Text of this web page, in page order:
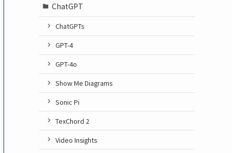
ChatGPT
ChatGPTs
GPT-4
GPT-4o
Show Me Diagrams
Sonic Pi
TexChord 2
Video Insights